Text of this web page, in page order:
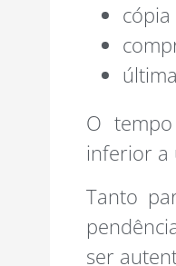
cópia
O
inferior a
Tanto
ser